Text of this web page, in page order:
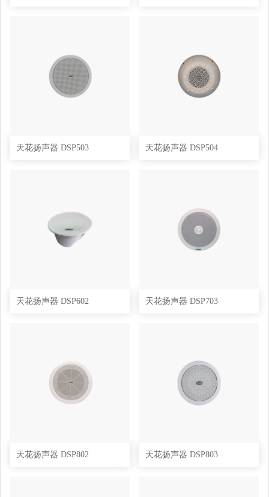
天花扬声器 DSP503 天花扬声器 DSP504
天花扬声器 DSP602 天花扬声器 DSP703
天花扬声器 DSP802 天花扬声器 DSP803